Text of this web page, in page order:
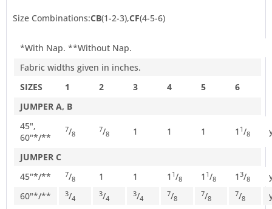
Size Combinations:CB(1-2-3),CF(4-5-6)
*With Nap. **Without Nap.
Fabric widths given in inches.
SIZES
1 2 3 4 5
6
JUMPER A, B
45",
60"*/**
7/8
7/8 1 1 1 1 1/8
JUMPER C
45"*/**
7/8 1 1 1 1/8 1 1/8 1 3/8
60"*/**
3/4
3/4
3/4
7/8
7/8
7/8